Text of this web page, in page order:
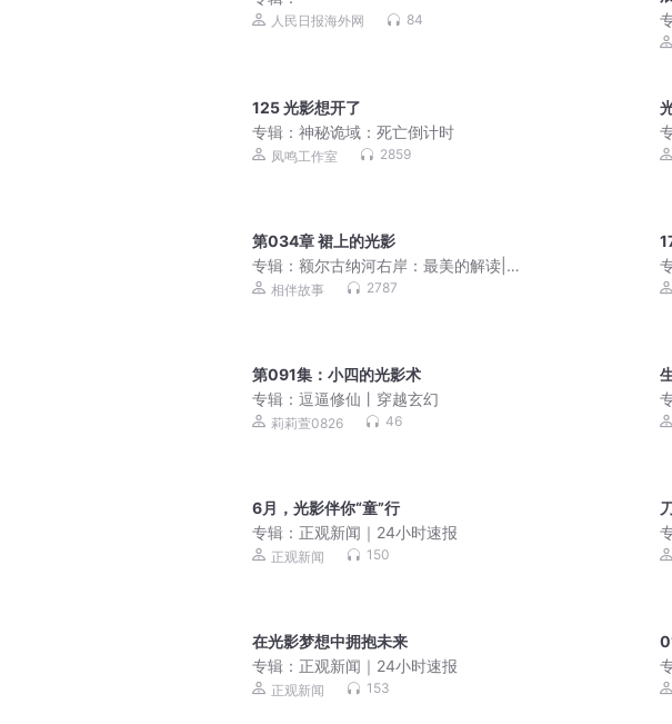
人民日报海外网 84
125 光影想开了
专辑： 神秘诡域：死亡倒计时
凤鸣工作室 2859
第034章 裙上的光影
专辑： 额尔古纳河右岸：最美的解读|中
国版百年孤独
相伴故事 2787
第091集：小四的光影术
专辑： 逗逼修仙丨穿越玄幻
莉莉萱0826 46
6月，光影伴你“童”行
专辑： 正观新闻｜24小时速报
正观新闻 150
在光影梦想中拥抱未来
专辑： 正观新闻｜24小时速报
正观新闻 153
|